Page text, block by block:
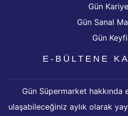
Gün
Gün Sanal
Gün Keyfi
E-BÜLTENE
Gün Süpermarket hakkında
ulaşabileceğiniz aylık olarak